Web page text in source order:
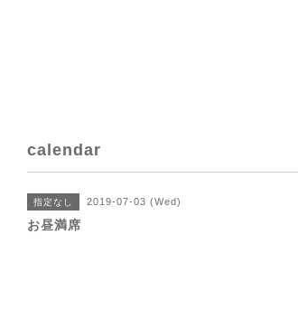
calendar
指定なし 2019-07-03 (Wed)
お昼満席